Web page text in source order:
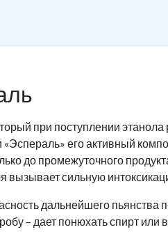
при поступлении этанола
«Эспераль» его активный
до промежуточного
вызывает сильную
дальнейшего пьянства
– дает понюхать спирт или